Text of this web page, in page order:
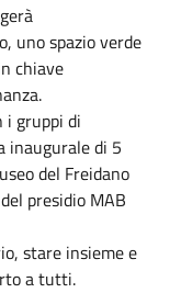
uno spazio verde
chiave
i gruppi di
inaugurale di 5
del Freidano
presidio MAB
stare insieme e
a tutti.